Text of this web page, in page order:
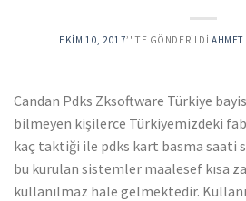
EKIM 10, 2017’' TE GÖNDERILDI AHMET
Candan Pdks Zksoftware Türkiye
bilmeyen kişilerce Türkiyemizdeki
kaç taktiği ile pdks kart basma saati
bu kurulan sistemler maalesef kısa
kullanılmaz hale gelmektedir.